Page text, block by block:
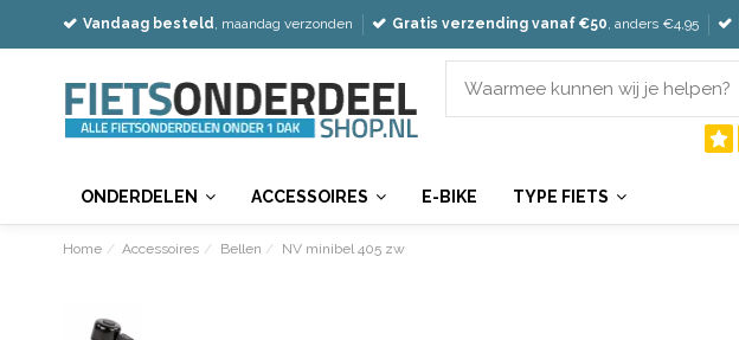
Vandaag besteld, maandag verzonden Gratis verzending vanaf €50, anders €4,95
ONDERDELEN ACCESSOIRES E-BIKE TYPE FIETS
Home Accessoires Bellen NV minibel 405 zw